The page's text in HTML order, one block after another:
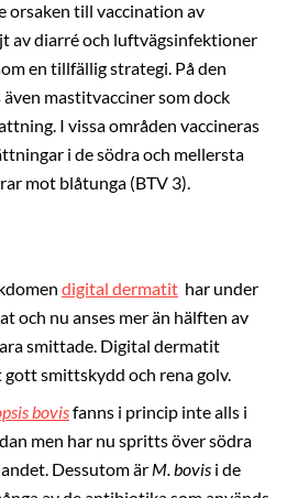
orsaken till vaccination av
av diarré och luftvägsinfektioner
en tillfällig strategi. På den
mastitvacciner som dock
I vissa områden vaccineras
i de södra och mellersta
mot blåtunga (BTV 3).
digital dermatit har under
och nu anses mer än hälften av
smittade. Digital dermatit
smittskydd och rena golv.
bovisfanns i princip inte alls i
men har nu spritts över södra
Dessutom är M. bovis i de